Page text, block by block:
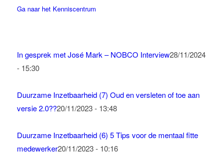
Ga naar het Kenniscentrum
In gesprek met José Mark – NOBCO Interview28/11/2024
- 15:30
Duurzame Inzetbaarheid (7) Oud en versleten of toe aan
versie 2.0??20/11/2023 - 13:48
Duurzame Inzetbaarheid (6) 5 Tips voor de mentaal fitte
medewerker20/11/2023 - 10:16